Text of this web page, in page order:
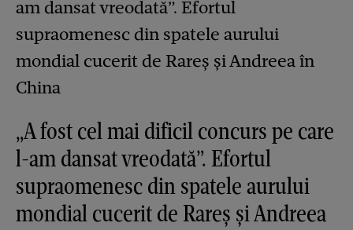
„A fost cel mai dificil concurs pe care
l-am dansat vreodată”. Efortul
supraomenesc din spatele aurului
mondial cucerit de Rareș și Andreea